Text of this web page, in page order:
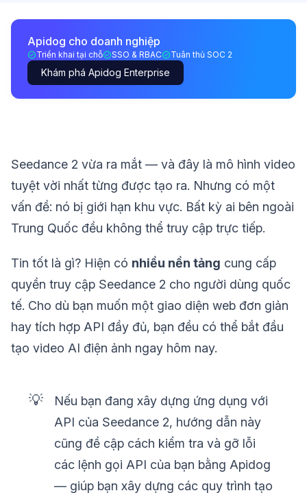
Apidog cho doanh nghiệp
Triển khai tại chỗ SSO & RBAC Tuân thủ SOC 2
Khám phá Apidog Enterprise
Seedance 2 vừa ra mắt — và đây là mô hình video
tuyệt vời nhất từng được tạo ra. Nhưng có một
vấn đề: nó bị giới hạn khu vực. Bất kỳ ai bên ngoài
Trung Quốc đều không thể truy cập trực tiếp.
Tin tốt là gì? Hiện có nhiều nền tảng cung cấp
quyền truy cập Seedance 2 cho người dùng quốc
tế. Cho dù bạn muốn một giao diện web đơn giản
hay tích hợp API đầy đủ, bạn đều có thể bắt đầu
tạo video AI điện ảnh ngay hôm nay.
💡
Nếu bạn đang xây dựng ứng dụng với
API của Seedance 2, hướng dẫn này
cũng đề cập cách kiểm tra và gỡ lỗi
các lệnh gọi API của bạn bằng Apidog
— giúp bạn xây dựng các quy trình tạo